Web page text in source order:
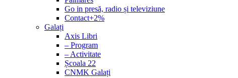
Go in presă, radio și televiziune
Contact+2%
Galați
Axis Libri
– Program
– Activitate
Școala 22
CNMK Galați